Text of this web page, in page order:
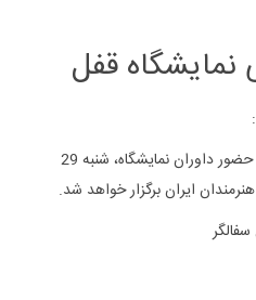
قفل
جلسه نقد و بررسی نمایشگاه قفل، با حضور داوران نمایشگاه، شنبه 29